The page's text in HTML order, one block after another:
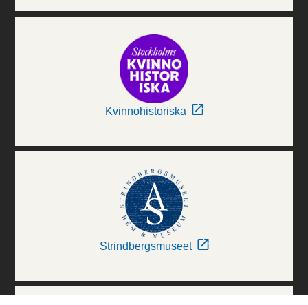
Kvinnohistoriska
Strindbergsmuseet